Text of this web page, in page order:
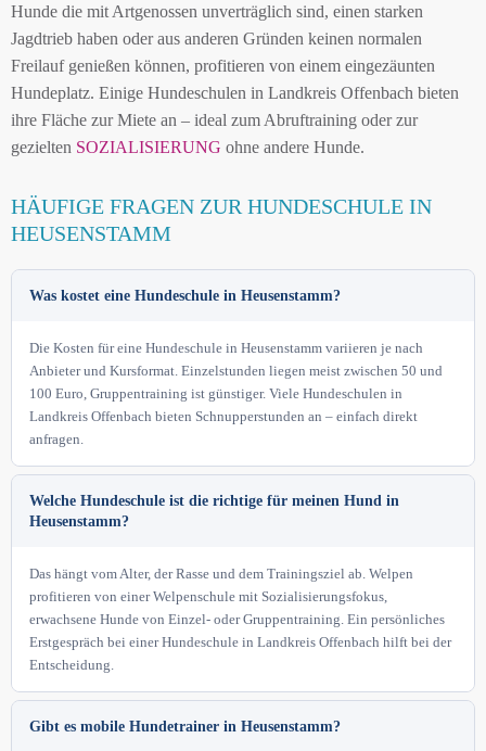
Hunde die mit Artgenossen unverträglich sind, einen starken
Jagdtrieb haben oder aus anderen Gründen keinen normalen
Freilauf genießen können, profitieren von einem eingezäunten
Hundeplatz. Einige Hundeschulen in Landkreis Offenbach bieten
ihre Fläche zur Miete an – ideal zum Abruftraining oder zur
gezielten SOZIALISIERUNG ohne andere Hunde.
HÄUFIGE FRAGEN ZUR HUNDESCHULE IN
HEUSENSTAMM
Was kostet eine Hundeschule in Heusenstamm?
Die Kosten für eine Hundeschule in Heusenstamm variieren je nach
Anbieter und Kursformat. Einzelstunden liegen meist zwischen 50 und
100 Euro, Gruppentraining ist günstiger. Viele Hundeschulen in
Landkreis Offenbach bieten Schnupperstunden an – einfach direkt
anfragen.
Welche Hundeschule ist die richtige für meinen Hund in
Heusenstamm?
Das hängt vom Alter, der Rasse und dem Trainingsziel ab. Welpen
profitieren von einer Welpenschule mit Sozialisierungsfokus,
erwachsene Hunde von Einzel- oder Gruppentraining. Ein persönliches
Erstgespräch bei einer Hundeschule in Landkreis Offenbach hilft bei der
Entscheidung.
Gibt es mobile Hundetrainer in Heusenstamm?